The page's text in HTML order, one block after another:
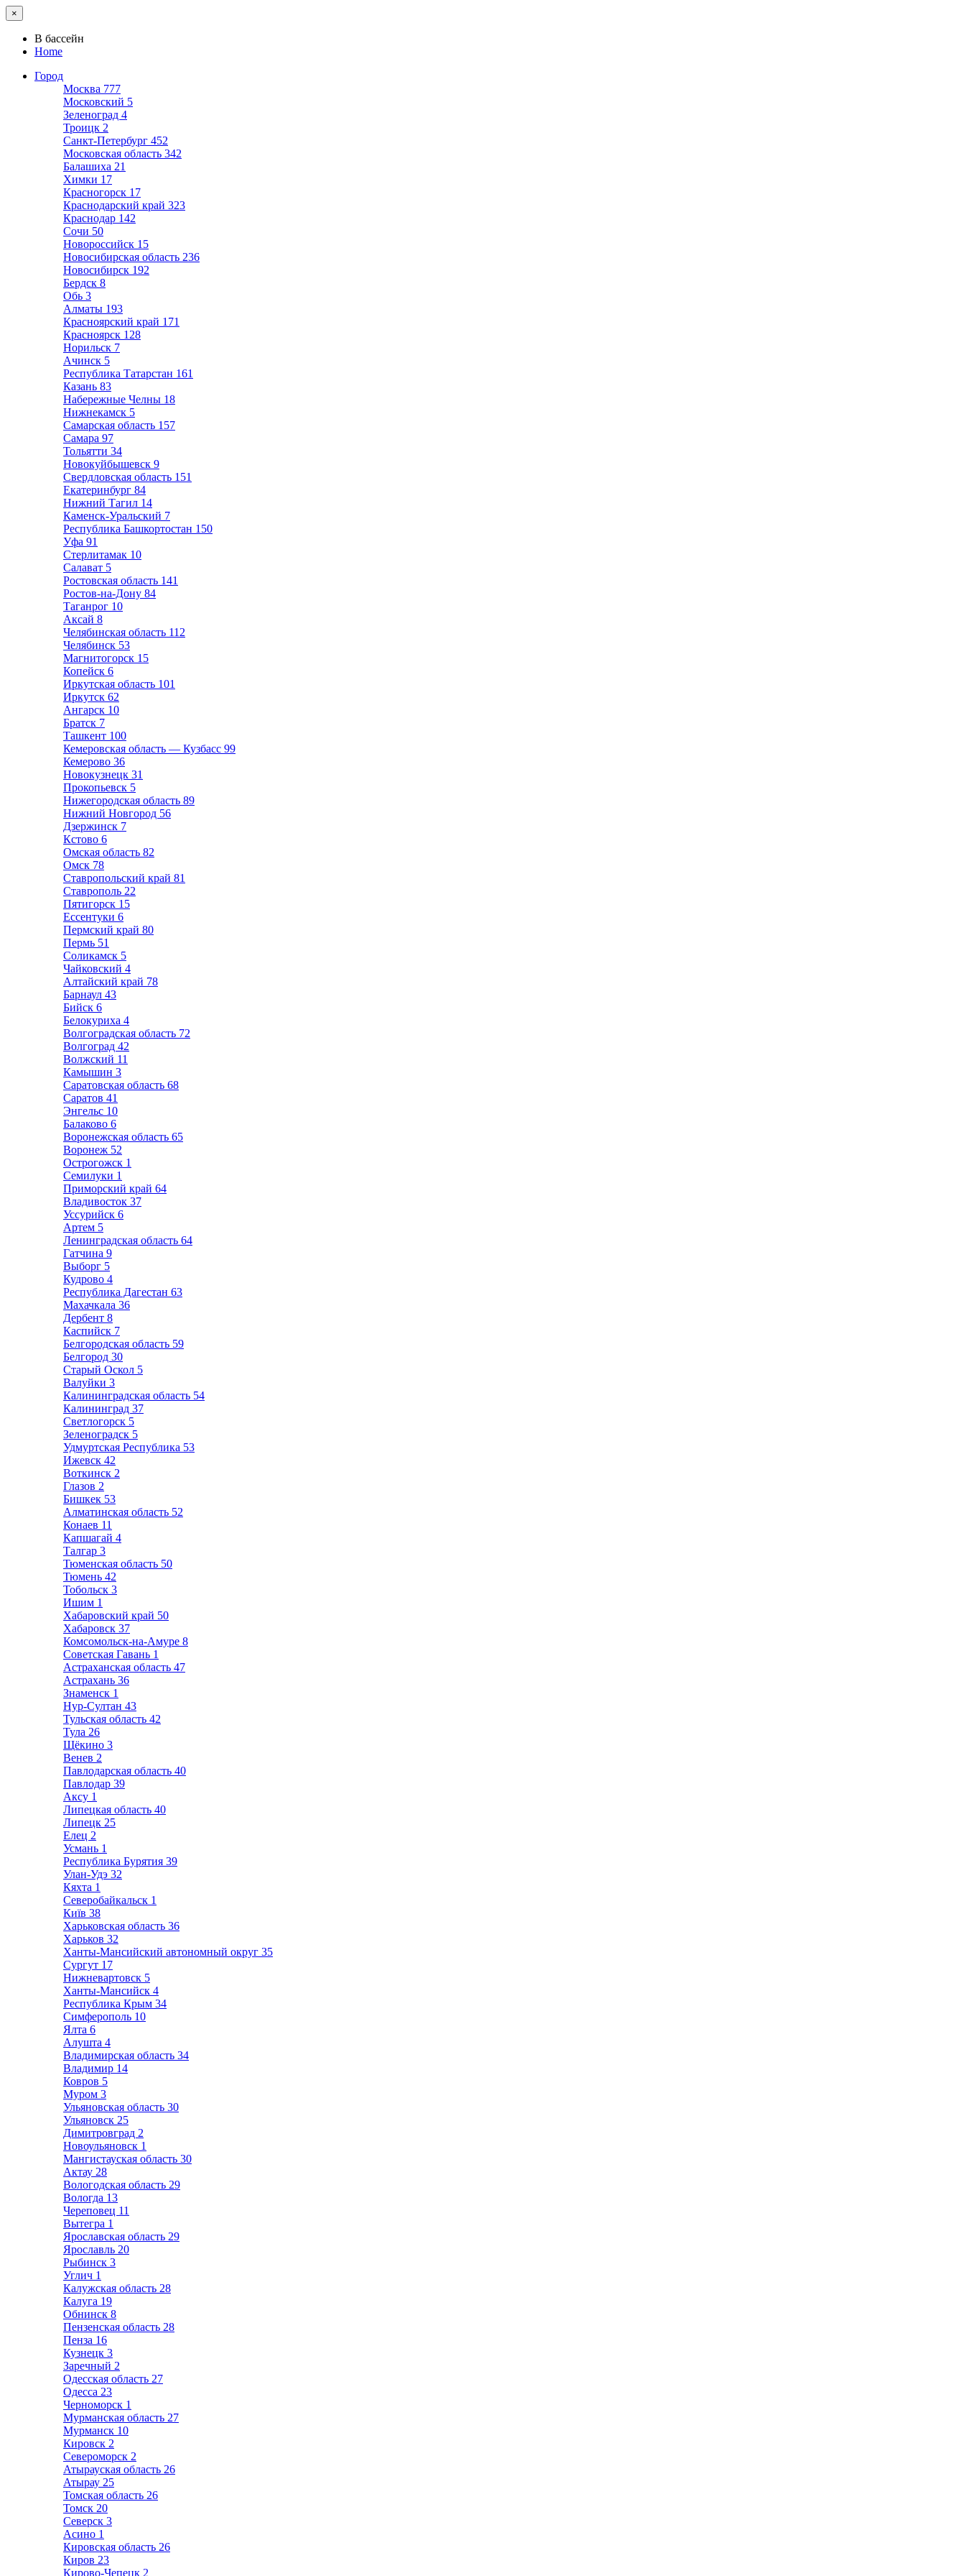
×
В бассейн
Home
Город
Москва 777
Московский 5
Зеленоград 4
Троицк 2
Санкт-Петербург 452
Московская область 342
Балашиха 21
Химки 17
Красногорск 17
Краснодарский край 323
Краснодар 142
Сочи 50
Новороссийск 15
Новосибирская область 236
Новосибирск 192
Бердск 8
Обь 3
Алматы 193
Красноярский край 171
Красноярск 128
Норильск 7
Ачинск 5
Республика Татарстан 161
Казань 83
Набережные Челны 18
Нижнекамск 5
Самарская область 157
Самара 97
Тольятти 34
Новокуйбышевск 9
Свердловская область 151
Екатеринбург 84
Нижний Тагил 14
Каменск-Уральский 7
Республика Башкортостан 150
Уфа 91
Стерлитамак 10
Салават 5
Ростовская область 141
Ростов-на-Дону 84
Таганрог 10
Аксай 8
Челябинская область 112
Челябинск 53
Магнитогорск 15
Копейск 6
Иркутская область 101
Иркутск 62
Ангарск 10
Братск 7
Ташкент 100
Кемеровская область — Кузбасс 99
Кемерово 36
Новокузнецк 31
Прокопьевск 5
Нижегородская область 89
Нижний Новгород 56
Дзержинск 7
Кстово 6
Омская область 82
Омск 78
Ставропольский край 81
Ставрополь 22
Пятигорск 15
Ессентуки 6
Пермский край 80
Пермь 51
Соликамск 5
Чайковский 4
Алтайский край 78
Барнаул 43
Бийск 6
Белокуриха 4
Волгоградская область 72
Волгоград 42
Волжский 11
Камышин 3
Саратовская область 68
Саратов 41
Энгельс 10
Балаково 6
Воронежская область 65
Воронеж 52
Острогожск 1
Семилуки 1
Приморский край 64
Владивосток 37
Уссурийск 6
Артем 5
Ленинградская область 64
Гатчина 9
Выборг 5
Кудрово 4
Республика Дагестан 63
Махачкала 36
Дербент 8
Каспийск 7
Белгородская область 59
Белгород 30
Старый Оскол 5
Валуйки 3
Калининградская область 54
Калининград 37
Светлогорск 5
Зеленоградск 5
Удмуртская Республика 53
Ижевск 42
Воткинск 2
Глазов 2
Бишкек 53
Алматинская область 52
Конаев 11
Капшагай 4
Талгар 3
Тюменская область 50
Тюмень 42
Тобольск 3
Ишим 1
Хабаровский край 50
Хабаровск 37
Комсомольск-на-Амуре 8
Советская Гавань 1
Астраханская область 47
Астрахань 36
Знаменск 1
Нур-Султан 43
Тульская область 42
Тула 26
Щёкино 3
Венев 2
Павлодарская область 40
Павлодар 39
Аксу 1
Липецкая область 40
Липецк 25
Елец 2
Усмань 1
Республика Бурятия 39
Улан-Удэ 32
Кяхта 1
Северобайкальск 1
Київ 38
Харьковская область 36
Харьков 32
Ханты-Мансийский автономный округ 35
Сургут 17
Нижневартовск 5
Ханты-Мансийск 4
Республика Крым 34
Симферополь 10
Ялта 6
Алушта 4
Владимирская область 34
Владимир 14
Ковров 5
Муром 3
Ульяновская область 30
Ульяновск 25
Димитровград 2
Новоульяновск 1
Мангистауская область 30
Актау 28
Вологодская область 29
Вологда 13
Череповец 11
Вытегра 1
Ярославская область 29
Ярославль 20
Рыбинск 3
Углич 1
Калужская область 28
Калуга 19
Обнинск 8
Пензенская область 28
Пенза 16
Кузнецк 3
Заречный 2
Одесская область 27
Одесса 23
Черноморск 1
Мурманская область 27
Мурманск 10
Кировск 2
Североморск 2
Атырауская область 26
Атырау 25
Томская область 26
Томск 20
Северск 3
Асино 1
Кировская область 26
Киров 23
Кирово-Чепецк 2